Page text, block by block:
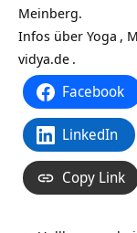
Meinberg.
Infos über Yoga ,
vidya.de .
Facebook
LinkedIn
Copy Link